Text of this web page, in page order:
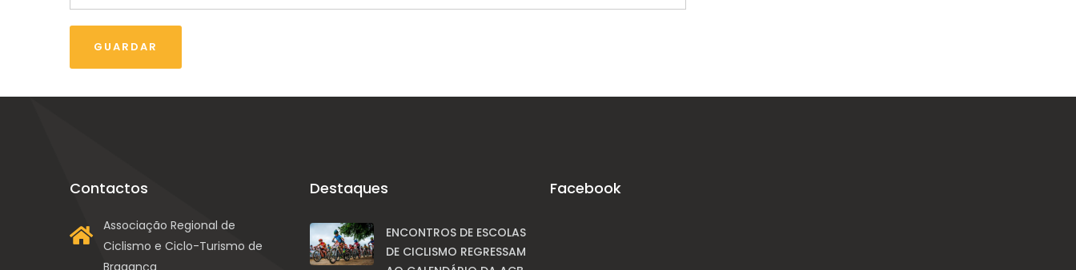
Contactos
Associação Regional de
Ciclismo e Ciclo-Turismo de
Bragança
Destaques
ENCONTROS DE ESCOLAS
DE CICLISMO REGRESSAM
Facebook